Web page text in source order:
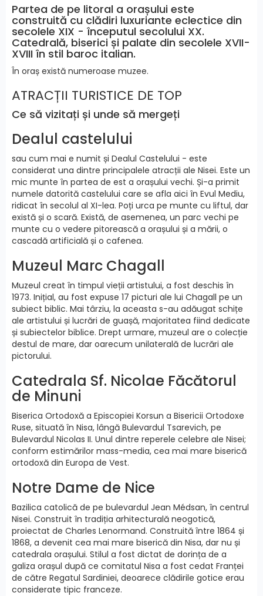
Partea de pe litoral a orașului este
construită cu clădiri luxuriante eclectice din
secolele XIX - începutul secolului XX.
Catedrală, biserici și palate din secolele XVII-
XVIII în stil baroc italian.
În oraș există numeroase muzee.
ATRACȚII TURISTICE DE TOP
Ce să vizitați și unde să mergeți
Dealul castelului
sau cum mai e numit și Dealul Castelului - este
considerat una dintre principalele atracții ale Nisei. Este un
mic munte în partea de est a orașului vechi. Și-a primit
numele datorită castelului care se afla aici în Evul Mediu,
ridicat în secolul al XI-lea. Poți urca pe munte cu liftul, dar
există și o scară. Există, de asemenea, un parc vechi pe
munte cu o vedere pitorească a orașului și a mării, o
cascadă artificială și o cafenea.
Muzeul Marc Chagall
Muzeul creat în timpul vieții artistului, a fost deschis în
1973. Inițial, au fost expuse 17 picturi ale lui Chagall pe un
subiect biblic. Mai târziu, la aceasta s-au adăugat schițe
ale artistului și lucrări de guașă, majoritatea fiind dedicate
și subiectelor biblice. Drept urmare, muzeul are o colecție
destul de mare, dar oarecum unilaterală de lucrări ale
pictorului.
Catedrala Sf. Nicolae Făcătorul
de Minuni
Biserica Ortodoxă a Episcopiei Korsun a Bisericii Ortodoxe
Ruse, situată în Nisa, lângă Bulevardul Tsarevich, pe
Bulevardul Nicolas II. Unul dintre reperele celebre ale Nisei;
conform estimărilor mass-media, cea mai mare biserică
ortodoxă din Europa de Vest.
Notre Dame de Nice
Bazilica catolică de pe bulevardul Jean Médsan, în centrul
Nisei. Construit în tradiția arhitecturală neogotică,
proiectat de Charles Lenormand. Construită între 1864 și
1868, a devenit cea mai mare biserică din Nisa, dar nu și
catedrala orașului. Stilul a fost dictat de dorința de a
galiza orașul după ce comitatul Nisa a fost cedat Franței
de către Regatul Sardiniei, deoarece clădirile gotice erau
considerate tipic franceze.